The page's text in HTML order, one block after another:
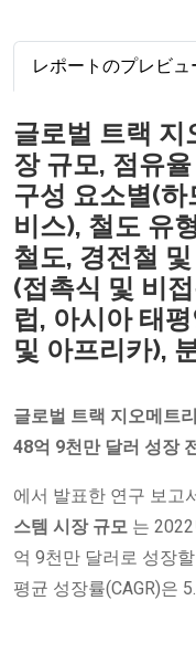
レポートのプレビュ
글로벌 트랙 지
장 규모, 점유
구성 요소별(하
비스), 철도 유
철도, 경전철
(접촉식 및 비
럽, 아시아 태
및 아프리카),
글로벌 트랙 지오메트
48억 9천만 달러 성장
에서 발표한 연구 보고
스템 시장 규모 는
억 9천만 달러로 성장
평균 성장률(CAGR)은